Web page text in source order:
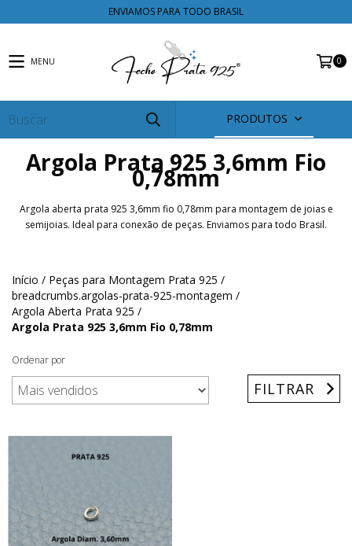
ENVIAMOS PARA TODO BRASIL
MENU 0
PRODUTOS
Argola Prata 925 3,6mm Fio
0,78mm
Argola aberta prata 925 3,6mm fio 0,78mm para montagem de joias e
semijoias. Ideal para conexão de peças. Enviamos para todo Brasil.
Início / Peças para Montagem Prata 925 /
breadcrumbs.argolas-prata-925-montagem /
Argola Aberta Prata 925 /
Argola Prata 925 3,6mm Fio 0,78mm
Ordenar por
FILTRAR